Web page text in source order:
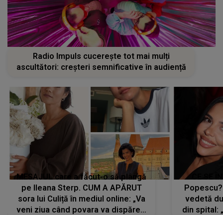
Radio Impuls cucerește tot mai mulți
ascultători: creșteri semnificative în audiență
MESAJUL care a făcut-o să plângă
pe Ileana Sterp. CUM A APĂRUT
sora lui Culiță în mediul online: „Va
veni ziua când povara va dispărea,
vedetă
din spital: